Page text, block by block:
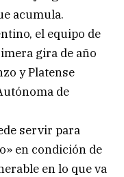
acumula.
el equipo de
gira de año
y Platense
de
servir para
en condición de
en lo que va